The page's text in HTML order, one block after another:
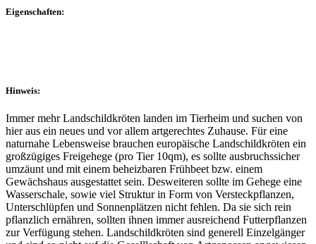
Eigenschaften:
Hinweis:
Immer mehr Landschildkröten landen im Tierheim und suchen von
hier aus ein neues und vor allem artgerechtes Zuhause. Für eine
naturnahe Lebensweise brauchen europäische Landschildkröten ein
großzügiges Freigehege (pro Tier 10qm), es sollte ausbruchssicher
umzäunt und mit einem beheizbaren Frühbeet bzw. einem
Gewächshaus ausgestattet sein. Desweiteren sollte im Gehege eine
Wasserschale, sowie viel Struktur in Form von Versteckpflanzen,
Unterschlüpfen und Sonnenplätzen nicht fehlen. Da sie sich rein
pflanzlich ernähren, sollten ihnen immer ausreichend Futterpflanzen
zur Verfügung stehen. Landschildkröten sind generell Einzelgänger